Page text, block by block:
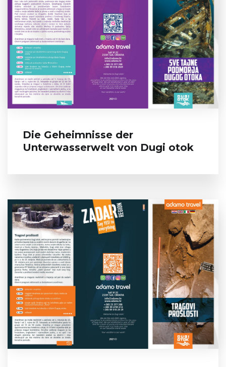
Die Geheimnisse der
Unterwasserwelt von Dugi otok